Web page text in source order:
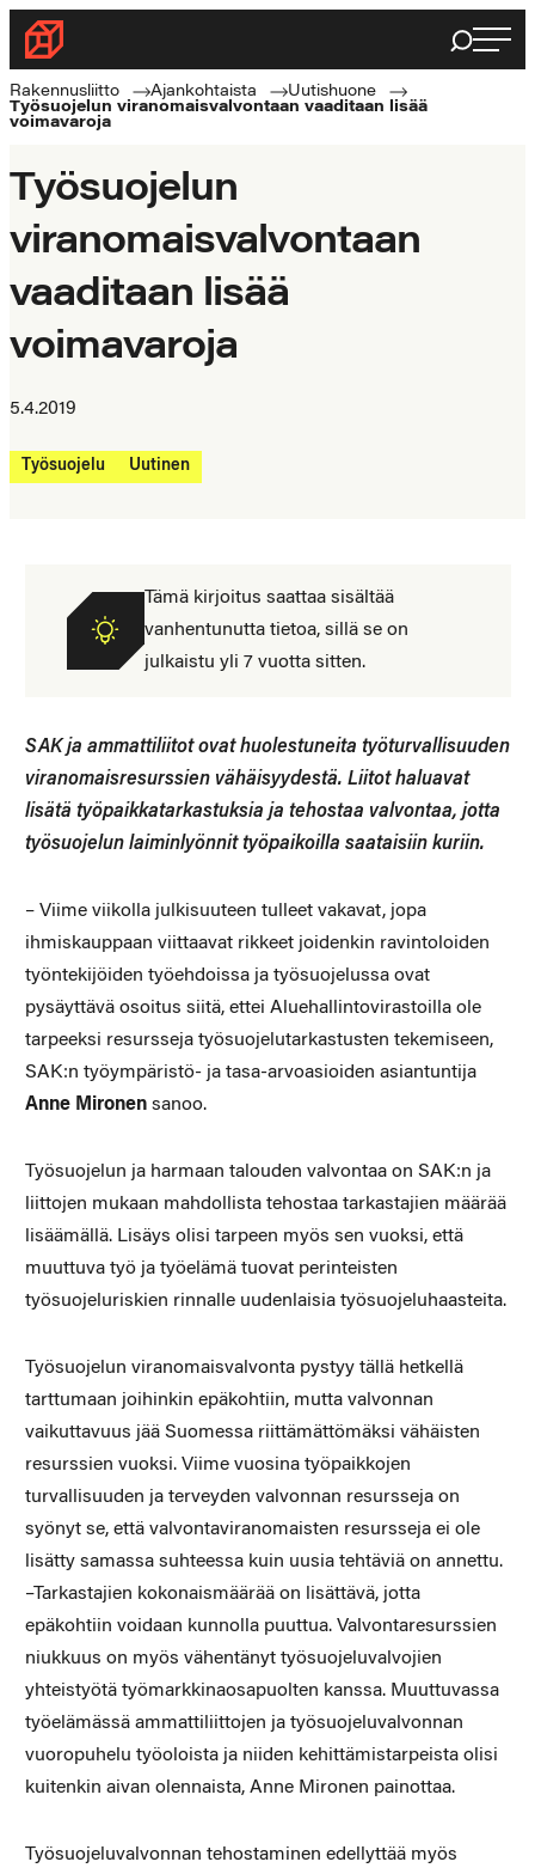
Siirry
suoraan
sisältöön
Rakennusliitto
Rakennusalan
ammattilaisten
Haku
Rakennusliitto Ajankohtaista
Uutishuone
Työsuojelun viranomaisvalvontaan vaaditaan lisää
voimavaroja
Työsuojelun
viranomaisvalvontaan
vaaditaan lisää
voimavaroja
5.4.2019
Työsuojelu Uutinen
Tämä kirjoitus saattaa sisältää
vanhentunutta tietoa, sillä se on
julkaistu yli 7 vuotta sitten.
SAK ja ammattiliitot ovat huolestuneita työturvallisuuden
viranomaisresurssien vähäisyydestä. Liitot haluavat
lisätä työpaikkatarkastuksia ja tehostaa valvontaa, jotta
työsuojelun laiminlyönnit työpaikoilla saataisiin kuriin.
– Viime viikolla julkisuuteen tulleet vakavat, jopa
ihmiskauppaan viittaavat rikkeet joidenkin ravintoloiden
työntekijöiden työehdoissa ja työsuojelussa ovat
pysäyttävä osoitus siitä, ettei Aluehallintovirastoilla ole
tarpeeksi resursseja työsuojelutarkastusten tekemiseen,
SAK:n työympäristö- ja tasa-arvoasioiden asiantuntija
Anne Mironensanoo.
Työsuojelun ja harmaan talouden valvontaa on SAK:n ja
liittojen mukaan mahdollista tehostaa tarkastajien määrää
lisäämällä. Lisäys olisi tarpeen myös sen vuoksi, että
muuttuva työ ja työelämä tuovat perinteisten
työsuojeluriskien rinnalle uudenlaisia työsuojeluhaasteita.
Työsuojelun viranomaisvalvonta pystyy tällä hetkellä
tarttumaan joihinkin epäkohtiin, mutta valvonnan
vaikuttavuus jää Suomessa riittämättömäksi vähäisten
resurssien vuoksi. Viime vuosina työpaikkojen
turvallisuuden ja terveyden valvonnan resursseja on
syönyt se, että valvontaviranomaisten resursseja ei ole
lisätty samassa suhteessa kuin uusia tehtäviä on annettu.
–Tarkastajien kokonaismäärää on lisättävä, jotta
epäkohtiin voidaan kunnolla puuttua. Valvontaresurssien
niukkuus on myös vähentänyt työsuojeluvalvojien
yhteistyötä työmarkkinaosapuolten kanssa. Muuttuvassa
työelämässä ammattiliittojen ja työsuojeluvalvonnan
vuoropuhelu työoloista ja niiden kehittämistarpeista olisi
kuitenkin aivan olennaista, Anne Mironen painottaa.
Työsuojeluvalvonnan tehostaminen edellyttää myös